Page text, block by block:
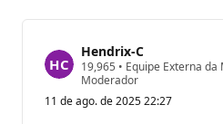
Hendrix-C
19,965 P
o
t
• Equipe Externa da
Moderador
11 de ago. de 2025 22:27